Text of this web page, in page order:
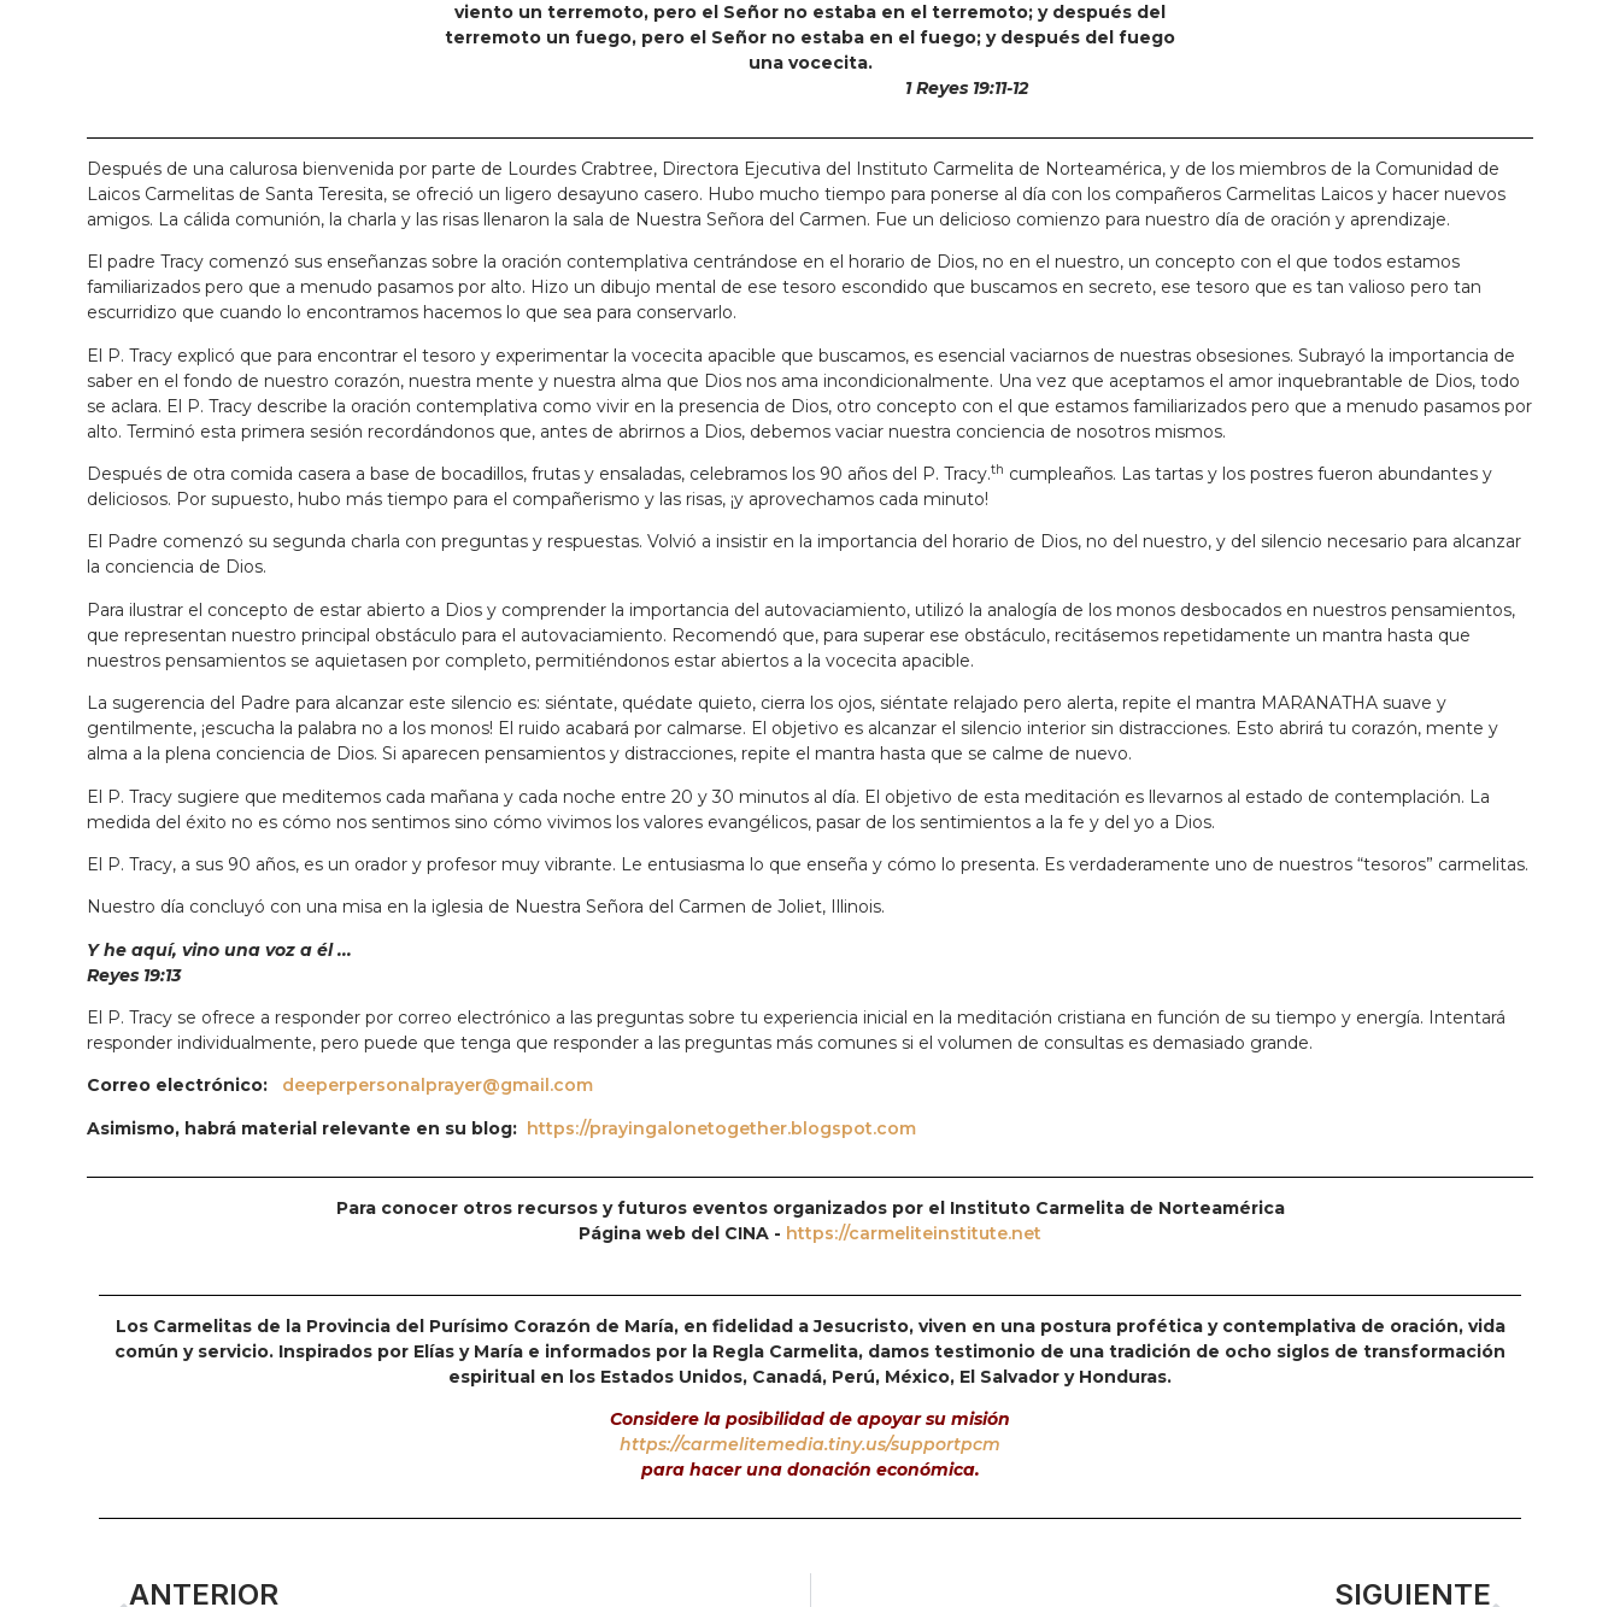
viento un terremoto, pero el Señor no estaba en el terremoto; y después del
terremoto un fuego, pero el Señor no estaba en el fuego; y después del fuego
una vocecita.
1 Reyes 19:11-12
Después de una calurosa bienvenida por parte de Lourdes Crabtree, Directora Ejecutiva del Instituto Carmelita de Norteamérica, y de los miembros de la Comunidad de
Laicos Carmelitas de Santa Teresita, se ofreció un ligero desayuno casero. Hubo mucho tiempo para ponerse al día con los compañeros Carmelitas Laicos y hacer nuevos
amigos. La cálida comunión, la charla y las risas llenaron la sala de Nuestra Señora del Carmen. Fue un delicioso comienzo para nuestro día de oración y aprendizaje.
El padre Tracy comenzó sus enseñanzas sobre la oración contemplativa centrándose en el horario de Dios, no en el nuestro, un concepto con el que todos estamos
familiarizados pero que a menudo pasamos por alto. Hizo un dibujo mental de ese tesoro escondido que buscamos en secreto, ese tesoro que es tan valioso pero tan
escurridizo que cuando lo encontramos hacemos lo que sea para conservarlo.
El P. Tracy explicó que para encontrar el tesoro y experimentar la vocecita apacible que buscamos, es esencial vaciarnos de nuestras obsesiones. Subrayó la importancia de
saber en el fondo de nuestro corazón, nuestra mente y nuestra alma que Dios nos ama incondicionalmente. Una vez que aceptamos el amor inquebrantable de Dios, todo
se aclara. El P. Tracy describe la oración contemplativa como vivir en la presencia de Dios, otro concepto con el que estamos familiarizados pero que a menudo pasamos por
alto. Terminó esta primera sesión recordándonos que, antes de abrirnos a Dios, debemos vaciar nuestra conciencia de nosotros mismos.
Después de otra comida casera a base de bocadillos, frutas y ensaladas, celebramos los 90 años del P. Tracy.th cumpleaños. Las tartas y los postres fueron abundantes y
deliciosos. Por supuesto, hubo más tiempo para el compañerismo y las risas, ¡y aprovechamos cada minuto!
El Padre comenzó su segunda charla con preguntas y respuestas. Volvió a insistir en la importancia del horario de Dios, no del nuestro, y del silencio necesario para alcanzar
la conciencia de Dios.
Para ilustrar el concepto de estar abierto a Dios y comprender la importancia del autovaciamiento, utilizó la analogía de los monos desbocados en nuestros pensamientos,
que representan nuestro principal obstáculo para el autovaciamiento. Recomendó que, para superar ese obstáculo, recitásemos repetidamente un mantra hasta que
nuestros pensamientos se aquietasen por completo, permitiéndonos estar abiertos a la vocecita apacible.
La sugerencia del Padre para alcanzar este silencio es: siéntate, quédate quieto, cierra los ojos, siéntate relajado pero alerta, repite el mantra MARANATHA suave y
gentilmente, ¡escucha la palabra no a los monos! El ruido acabará por calmarse. El objetivo es alcanzar el silencio interior sin distracciones. Esto abrirá tu corazón, mente y
alma a la plena conciencia de Dios. Si aparecen pensamientos y distracciones, repite el mantra hasta que se calme de nuevo.
El P. Tracy sugiere que meditemos cada mañana y cada noche entre 20 y 30 minutos al día. El objetivo de esta meditación es llevarnos al estado de contemplación. La
medida del éxito no es cómo nos sentimos sino cómo vivimos los valores evangélicos, pasar de los sentimientos a la fe y del yo a Dios.
El P. Tracy, a sus 90 años, es un orador y profesor muy vibrante. Le entusiasma lo que enseña y cómo lo presenta. Es verdaderamente uno de nuestros “tesoros” carmelitas.
Nuestro día concluyó con una misa en la iglesia de Nuestra Señora del Carmen de Joliet, Illinois.
Y he aquí, vino una voz a él ...
Reyes 19:13
El P. Tracy se ofrece a responder por correo electrónico a las preguntas sobre tu experiencia inicial en la meditación cristiana en función de su tiempo y energía. Intentará
responder individualmente, pero puede que tenga que responder a las preguntas más comunes si el volumen de consultas es demasiado grande.
Correo electrónico: deeperpersonalprayer@gmail.com
Asimismo, habrá material relevante en su blog: https://prayingalonetogether.blogspot.com
Para conocer otros recursos y futuros eventos organizados por el Instituto Carmelita de Norteamérica
Página web del CINA - https://carmeliteinstitute.net
Los Carmelitas de la Provincia del Purísimo Corazón de María, en fidelidad a Jesucristo, viven en una postura profética y contemplativa de oración, vida
común y servicio. Inspirados por Elías y María e informados por la Regla Carmelita, damos testimonio de una tradición de ocho siglos de transformación
espiritual en los Estados Unidos, Canadá, Perú, México, El Salvador y Honduras.
Considere la posibilidad de apoyar su misión
https://carmelitemedia.tiny.us/supportpcm
para hacer una donación económica.
ANTERIOR
SIGUIENTE